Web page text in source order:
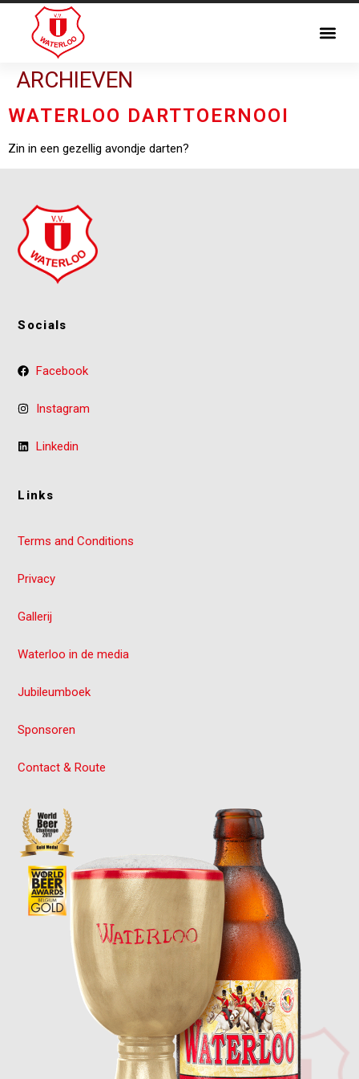
ARCHIEVEN
WATERLOO DARTTOERNOOI
Zin in een gezellig avondje darten?
Socials
Facebook
Instagram
Linkedin
Links
Terms and Conditions
Privacy
Gallerij
Waterloo in de media
Jubileumboek
Sponsoren
Contact & Route